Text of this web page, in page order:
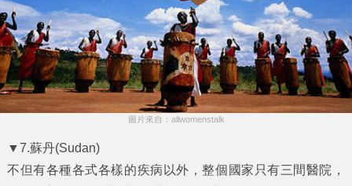
圖片來自：allwomenstalk
▼7.蘇丹(Sudan)
不但有各種各式各樣的疾病以外，整個國家只有三間醫院，